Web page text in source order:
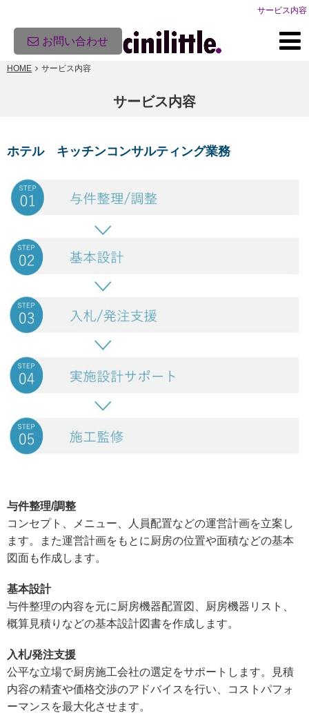
サービス内容
お問い合わせ
HOME サービス内容
サービス内容
ホテル キッチンコンサルティング業務
与件整理/調整
コンセプト、メニュー、人員配置などの運営計画を立案し
ます。また運営計画をもとに厨房の位置や面積などの基本
図面も作成します。
基本設計
与件整理の内容を元に厨房機器配置図、厨房機器リスト、
概算見積りなどの基本設計図書を作成します。
入札/発注支援
公平な立場で厨房施工会社の選定をサポートします。見積
内容の精査や価格交渉のアドバイスを行い、コストパフォ
ーマンスを最大化させます。